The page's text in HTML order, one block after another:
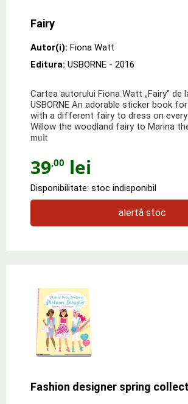
Fairy
Autor(i): Fiona Watt
Editura: USBORNE - 2016
Cartea autorului Fiona Watt „Fairy" de
USBORNE An adorable sticker book
with a different fairy to dress on
Willow the woodland fairy to Marina
mult
39,00 lei
Disponibilitate: stoc indisponibil
alertă stoc
Fashion designer spring